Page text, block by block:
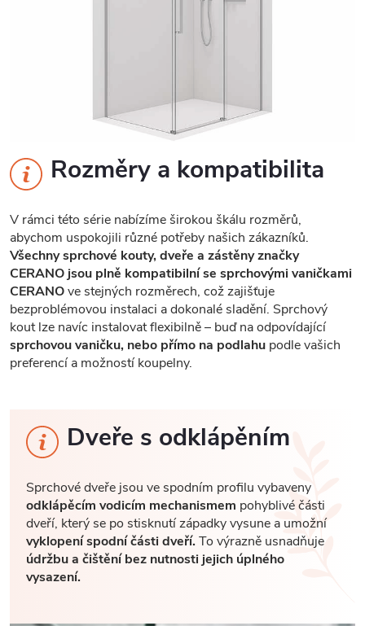
Rozměry a kompatibilita
V rámci této série nabízíme širokou škálu rozměrů,
abychom uspokojili různé potřeby našich zákazníků.
Všechny sprchové kouty, dveře a zástěny značky
CERANO jsou plně kompatibilní se sprchovými vaničkami
CERANOve stejných rozměrech, což zajišťuje
bezproblémovou instalaci a dokonalé sladění. Sprchový
kout lze navíc instalovat flexibilně – buď na odpovídající
sprchovou vaničku, nebo přímo na podlahu podle vašich
preferencí a možností koupelny.
Dveře s odklápěním
Sprchové dveře jsou ve spodním profilu vybaveny
odklápěcím vodicím mechanismem pohyblivé části
dveří, který se po stisknutí západky vysune a umožní
vyklopení spodní části dveří.To výrazně usnadňuje
údržbu a čištění bez nutnosti jejich úplného
vysazení.